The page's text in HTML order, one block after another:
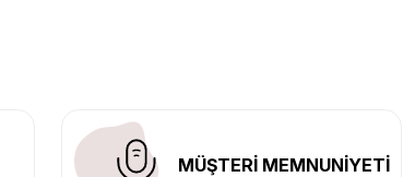
MÜŞTERİ MEMNUNİYETİ